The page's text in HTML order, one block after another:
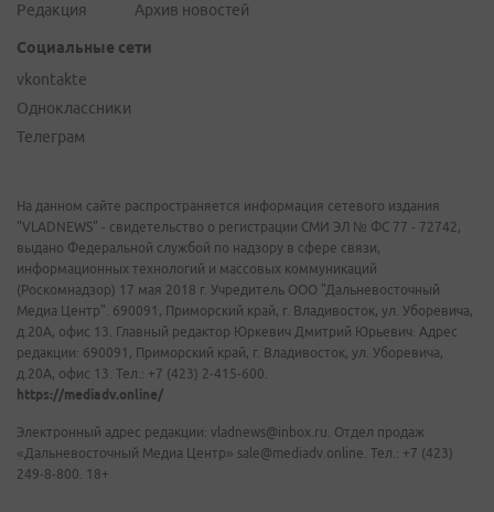
Редакция
Архив новостей
Социальные сети
vkontakte
Одноклассники
Телеграм
На данном сайте распространяется информация сетевого издания
"VLADNEWS" - свидетельство о регистрации СМИ ЭЛ № ФС 77 - 72742,
выдано Федеральной службой по надзору в сфере связи,
информационных технологий и массовых коммуникаций
(Роскомнадзор) 17 мая 2018 г. Учредитель ООО "Дальневосточный
Медиа Центр". 690091, Приморский край, г. Владивосток, ул. Уборевича,
д.20А, офис 13. Главный редактор Юркевич Дмитрий Юрьевич. Адрес
редакции: 690091, Приморский край, г. Владивосток, ул. Уборевича,
д.20А, офис 13. Тел.: +7 (423) 2-415-600.
https://mediadv.online/
Электронный адрес редакции: vladnews@inbox.ru. Отдел продаж
«Дальневосточный Медиа Центр» sale@mediadv.online. Тел.: +7 (423)
249-8-800. 18+